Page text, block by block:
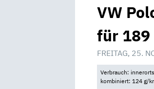
VW
für 189
FREITAG, 25.
Verbrauch:
kombiniert: 124 g/